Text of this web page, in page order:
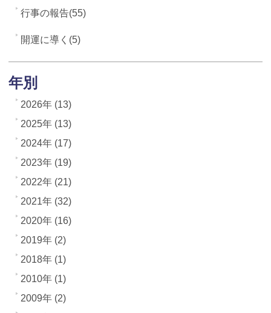
行事の報告(55)
開運に導く(5)
年別
2026年 (13)
2025年 (13)
2024年 (17)
2023年 (19)
2022年 (21)
2021年 (32)
2020年 (16)
2019年 (2)
2018年 (1)
2010年 (1)
2009年 (2)